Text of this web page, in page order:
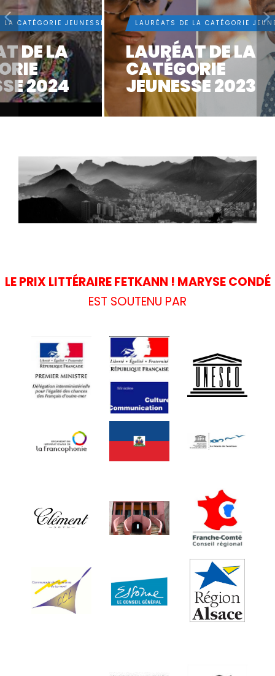
LAURÉATS DE LA CATÉGORIE JEUNESSE
LAURÉAT DE LA
CATÉGORIE
JEUNESSE 2023
LAURÉATS
LE PRIX LITTÉRAIRE FETKANN ! MARYSE CONDÉ
EST SOUTENU PAR